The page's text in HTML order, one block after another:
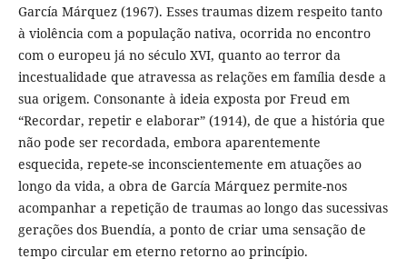
García Márquez (1967). Esses traumas dizem respeito tanto
à violência com a população nativa, ocorrida no encontro
com o europeu já no século XVI, quanto ao terror da
incestualidade que atravessa as relações em família desde a
sua origem. Consonante à ideia exposta por Freud em
“Recordar, repetir e elaborar” (1914), de que a história que
não pode ser recordada, embora aparentemente
esquecida, repete-se inconscientemente em atuações ao
longo da vida, a obra de García Márquez permite-nos
acompanhar a repetição de traumas ao longo das sucessivas
gerações dos Buendía, a ponto de criar uma sensação de
tempo circular em eterno retorno ao princípio.